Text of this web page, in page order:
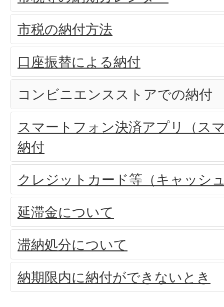
市税の納付方法
口座振替による納付
コンビニエンスストアでの納付
スマートフォン決済アプリ（ス
納付
クレジットカード等（キャッシ
延滞金について
滞納処分について
納期限内に納付ができないとき